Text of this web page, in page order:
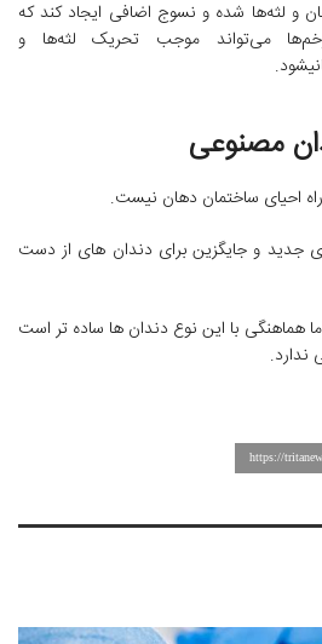
لثه‌ها شده و نسوج اضافی ایجاد کند که
می‌تواند موجب تحریک لثه‌ها و
مصنوعی
احیای ساختمان دهان نیست.
جدید و جایگزین برای دندان های از دست
هماهنگی با این نوع دندان ها ساده تر است
ندارد.
https://